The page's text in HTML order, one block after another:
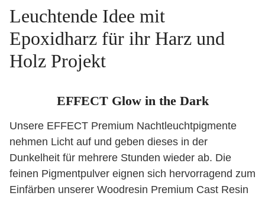
Leuchtende Idee mit
Epoxidharz für ihr Harz und
Holz Projekt
EFFECT Glow in the Dark
Unsere EFFECT Premium Nachtleuchtpigmente
nehmen Licht auf und geben dieses in der
Dunkelheit für mehrere Stunden wieder ab. Die
feinen Pigmentpulver eignen sich hervorragend zum
Einfärben unserer Woodresin Premium Cast Resin